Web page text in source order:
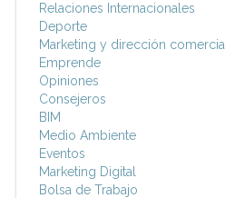
Relaciones Internacionales
Deporte
Marketing y dirección comercial
Emprende
Opiniones
Consejeros
BIM
Medio Ambiente
Eventos
Marketing Digital
Bolsa de Trabajo